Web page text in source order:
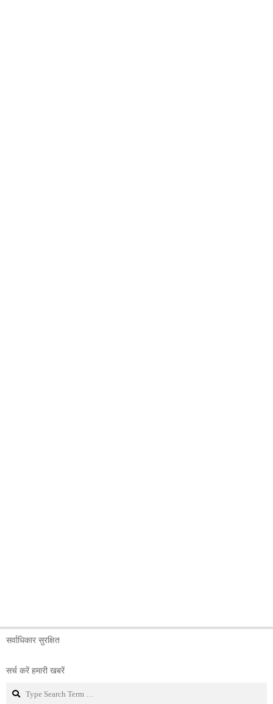
सर्वाधिकार सुरक्षित
सर्च करें हमारी खबरें